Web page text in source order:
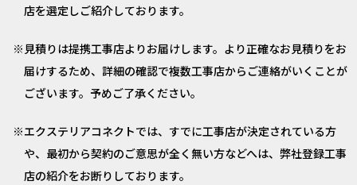
店を選定しご紹介しております。
見積りは提携工事店よりお届けします。より正確なお見積りをお
届けするため、詳細の確認で複数工事店からご連絡がいくことが
ございます。予めご了承ください。
エクステリアコネクトでは、すでに工事店が決定されている方
や、最初から契約のご意思が全く無い方などへは、弊社登録工事
店の紹介をお断りしております。